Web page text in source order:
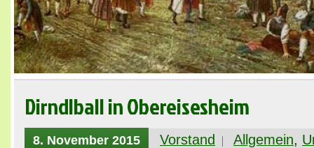
Dirndlball in Obereisesheim
8. November 2015 Vorstand Allgemein,